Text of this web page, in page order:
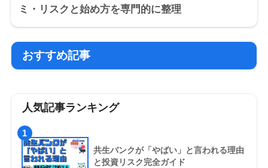
ミ・リスクと始め方を専門的に整理
おすすめ記事
人気記事ランキング
1
共生バンクが「やばい」と言われる理由
と投資リスク完全ガイド